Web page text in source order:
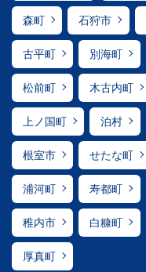
森町 石狩市
古平町 別海町
松前町 木古内町
上ノ国町 泊村
根室市 せたな町
浦河町 寿都町
稚内市 白糠町
厚真町